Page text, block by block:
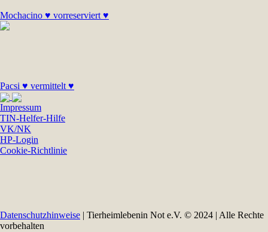
Mochacino ♥ vorreserviert ♥
Pacsi ♥ vermittelt ♥
Impressum
TIN-Helfer-Hilfe
VK/NK
HP-Login
Cookie-Richtlinie
Datenschutzhinweise | Tierheimlebenin Not e.V. © 2024 | Alle Rechte
vorbehalten